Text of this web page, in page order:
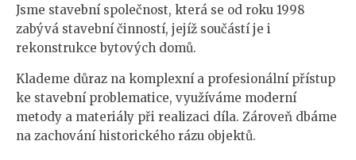
Jsme stavební společnost, která se od roku 1998
zabývá stavební činností, jejíž součástí je i
rekonstrukce bytových domů.
Klademe důraz na komplexní a profesionální přístup
ke stavební problematice, využíváme moderní
metody a materiály při realizaci díla. Zároveň dbáme
na zachování historického rázu objektů.